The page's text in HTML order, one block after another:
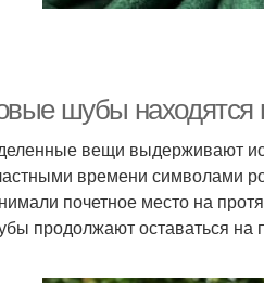
шубы находятся
вещи выдерживают
времени символами
почетное место на
продолжают оставаться на